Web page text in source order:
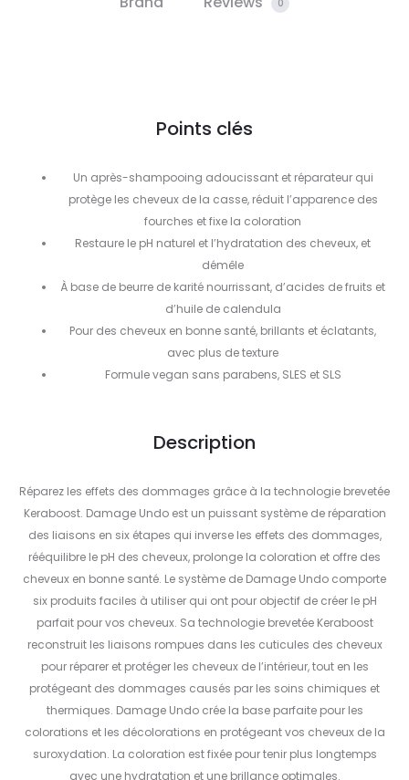
0
Points clés
Un après-shampooing adoucissant et réparateur qui
protège les cheveux de la casse, réduit l’apparence des
fourches et fixe la coloration
Restaure le pH naturel et l’hydratation des cheveux, et
démêle
À base de beurre de karité nourrissant, d’acides de fruits et
d’huile de calendula
Pour des cheveux en bonne santé, brillants et éclatants,
avec plus de texture
Formule vegan sans parabens, SLES et SLS
Description
Réparez les effets des dommages grâce à la technologie brevetée
Keraboost. Damage Undo est un puissant système de réparation
des liaisons en six étapes qui inverse les effets des dommages,
rééquilibre le pH des cheveux, prolonge la coloration et offre des
cheveux en bonne santé. Le système de Damage Undo comporte
six produits faciles à utiliser qui ont pour objectif de créer le pH
parfait pour vos cheveux. Sa technologie brevetée Keraboost
reconstruit les liaisons rompues dans les cuticules des cheveux
pour réparer et protéger les cheveux de l’intérieur, tout en les
protégeant des dommages causés par les soins chimiques et
thermiques. Damage Undo crée la base parfaite pour les
colorations et les décolorations en protégeant vos cheveux de la
suroxydation. La coloration est fixée pour tenir plus longtemps
avec une hydratation et une brillance optimales.